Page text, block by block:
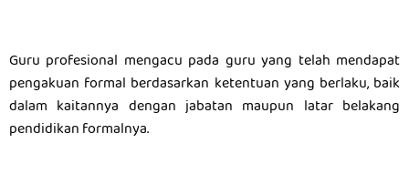
Guru profesional mengacu pada guru yang telah mendapat
pengakuan formal berdasarkan ketentuan yang berlaku, baik
dalam kaitannya dengan jabatan maupun latar belakang
pendidikan formalnya.